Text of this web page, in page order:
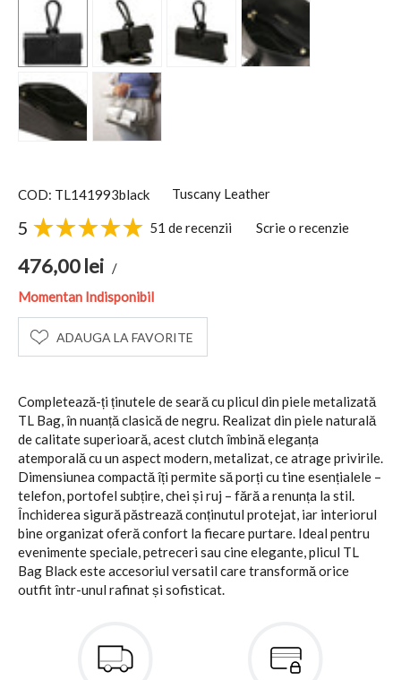
COD: TL141993black Tuscany Leather
5 51 de recenzii Scrie o recenzie
476,00lei /
Momentan Indisponibil
ADAUGA LA FAVORITE
Completează-ți ținutele de seară cu plicul din piele metalizată
TL Bag, în nuanță clasică de negru. Realizat din piele naturală
de calitate superioară, acest clutch îmbină eleganța
atemporală cu un aspect modern, metalizat, ce atrage privirile.
Dimensiunea compactă îți permite să porți cu tine esențialele –
telefon, portofel subțire, chei și ruj – fără a renunța la stil.
Închiderea sigură păstrează conținutul protejat, iar interiorul
bine organizat oferă confort la fiecare purtare. Ideal pentru
evenimente speciale, petreceri sau cine elegante, plicul TL
Bag Black este accesoriul versatil care transformă orice
outfit într-unul rafinat și sofisticat.